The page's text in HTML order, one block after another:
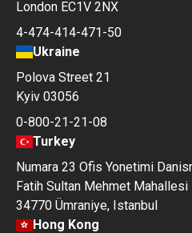
London EC1V 2NX
4-474-414-471-50
Ukraine
Polova Street 21
Kyiv 03056
0-800-21-21-08
Turkey
Numara 23 Ofis Yonetimi
Fatih Sultan Mehmet
34770 Ümraniye, Istanbul
Hong Kong